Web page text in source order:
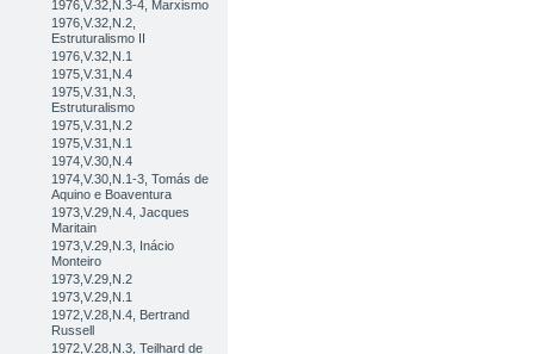
1976,V.32,N.3-4, Marxismo
1976,V.32,N.2,
Estruturalismo II
1976,V.32,N.1
1975,V.31,N.4
1975,V.31,N.3,
Estruturalismo
1975,V.31,N.2
1975,V.31,N.1
1974,V.30,N.4
1974,V.30,N.1-3, Tomás de
Aquino e Boaventura
1973,V.29,N.4, Jacques
Maritain
1973,V.29,N.3, Inácio
Monteiro
1973,V.29,N.2
1973,V.29,N.1
1972,V.28,N.4, Bertrand
Russell
1972,V.28,N.3, Teilhard de